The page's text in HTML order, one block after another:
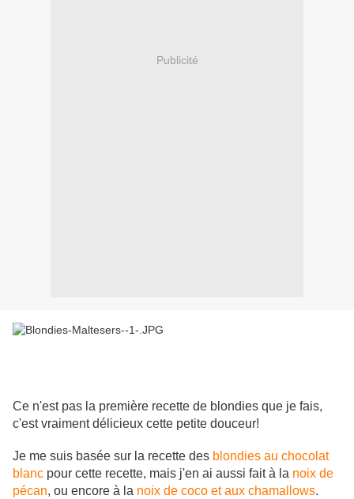
Publicité
Ce n'est pas la première recette de blondies que je fais,
c'est vraiment délicieux cette petite douceur!
Je me suis basée sur la recette des blondies au chocolat
blanc pour cette recette, mais j'en ai aussi fait à la noix de
pécan, ou encore à la noix de coco et aux chamallows.